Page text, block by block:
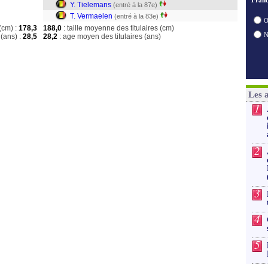
Y. Tielemans (entré à la 87e)
T. Vermaelen (entré à la 83e)
: 178,3
: 28,5
188,0 : taille moyenne des titulaires (cm)
28,2 : age moyen des titulaires (ans)
Les
1
2
3
4
5